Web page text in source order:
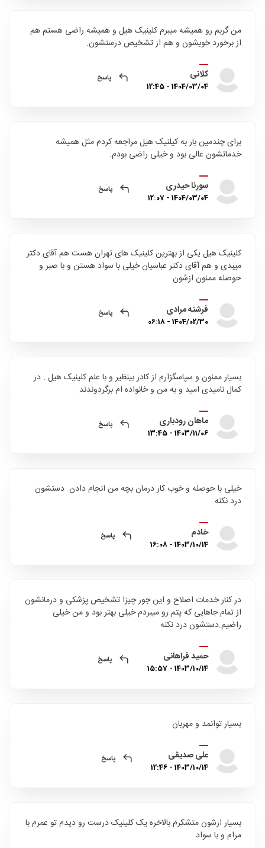
من گربم رو همیشه میبرم کلینیک هیل و همیشه راضی هستم هم
از برخورد خوبشون و هم از تشخیص درستشون.
کلانی
1404/03/04 - 12:45
پاسخ
برای چندمین بار به کیلنیک هیل مراجعه کردم مثل همیشه
خدماتشون عالی بود و خیلی راضی بودم.
سورنا حیدری
1404/03/04 - 12:07
پاسخ
کلینیک هیل یکی از بهترین کلینیک های تهران هست هم آقای دکتر
میبدی و هم آقای دکتر عباسیان خیلی با سواد هستن و با صبر و
حوصله ممنون ازشون
فرشته مرادی
1404/02/30 - 06:18
پاسخ
بسیار ممنون و سپاسگزارم از کادر بینظیر و با علم کلینیک هیل . در
کمال نامیدی امید و به من و خانواده ام برگردوندند.
ماهان رودباری
1403/11/06 - 13:45
پاسخ
خیلی با حوصله و خوب کار درمان بچه من انجام دادن. دستشون
درد نکنه
خادم
1403/10/14 - 16:08
پاسخ
در کنار خدمات اصلاح و این جور چیزا تشخیص پزشکی و درمانشون
از تمام جاهایی که پتم رو میبردم خیلی بهتر بود و من خیلی
راضیم.دستشون درد نکنه
حمید فراهانی
1403/10/14 - 15:57
پاسخ
بسیار توانمد و مهربان
علی صدیقی
1403/10/14 - 12:46
پاسخ
بسیار ازشون متشکرم.بالاخره یک کلینیک درست رو دیدم تو عمرم با
مرام و با سواد